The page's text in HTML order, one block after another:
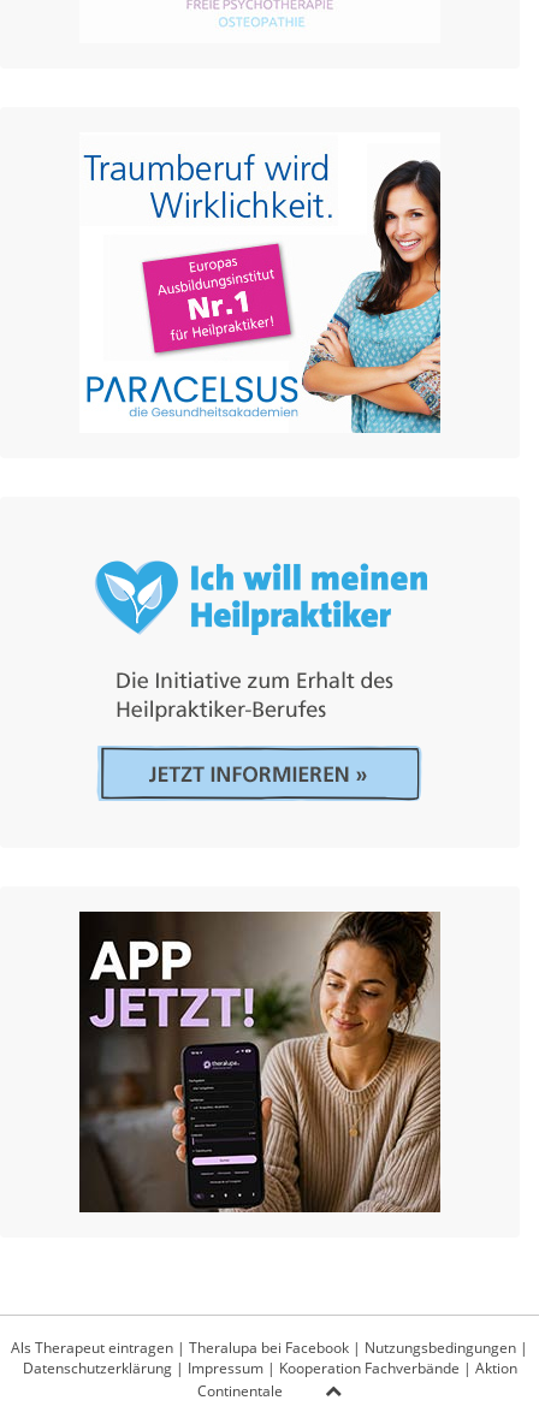
Als Therapeut eintragen | Theralupa bei Facebook | Nutzungsbedingungen |
Datenschutzerklärung| Impressum| Kooperation Fachverbände | Aktion
Continentale